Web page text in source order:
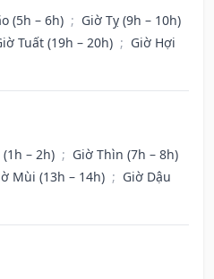
(5h – 6h) ; Giờ Tỵ (9h – 10h)
Tuất (19h – 20h) ; Giờ Hợi
– 2h) ; Giờ Thìn (7h – 8h)
Mùi (13h – 14h) ; Giờ Dậu